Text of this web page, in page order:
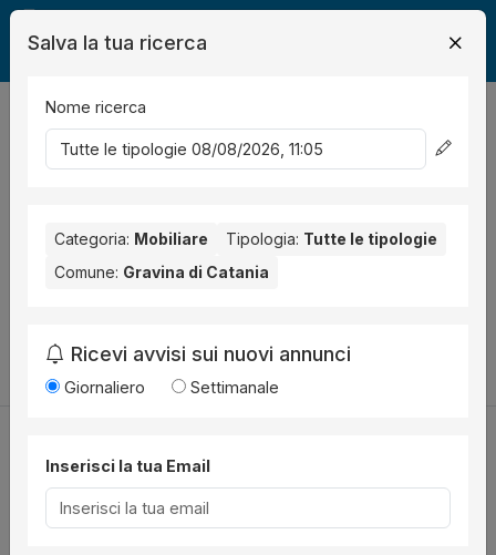
Legalmente Mobili
risultati Ordina per
Catania. Nessun risultato per la Provincia selezionata:
Catania
Cambia la ricerca
Utilità
Salva la tua ricerca
Nome ricerca
Categoria: Mobiliare Tipologia: Tutte le tipologie
Comune: Gravina di Catania
Ricevi avvisi sui nuovi annunci
Giornaliero Settimanale
Inserisci la tua Email